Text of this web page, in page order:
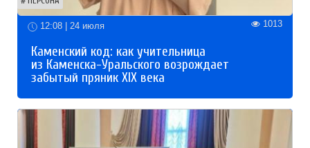
12:08 | 24 июля 1013
Каменский код: как учительница
из Каменска-Уральского возрождает
забытый пряник XIX века